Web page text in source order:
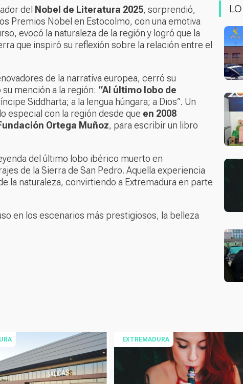
del Nobel de Literatura 2025, sorprendió,
Premios Nobel en Estocolmo, con una emotiva
evocó la naturaleza de la región y logró que la
que inspiró su reflexión sobre la relación entre el
de la narrativa europea, cerró su
mención a la región: “Al último lobo de
Siddharta; a la lengua húngara; a Dios”. Un
especial con la región desde que en 2008
Ortega Muñoz, para escribir un libro
del último lobo ibérico muerto en
de la Sierra de San Pedro. Aquella experiencia
la naturaleza, convirtiendo a Extremadura en parte
en los escenarios más prestigiosos, la belleza
EXTREMADURA